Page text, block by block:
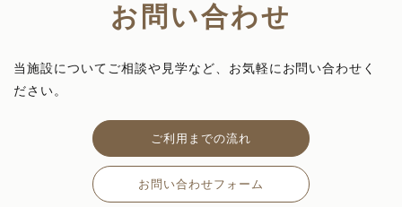
ン
お問い合わせ
当施設についてご相談や見学など、お気軽にお問い合わせく
ださい。
ご利用までの流れ
お問い合わせフォーム